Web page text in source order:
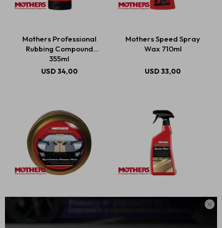

Mothers Professional
Rubbing Compound
355ml
USD34,00
Mothers Speed Spray
Wax 710ml
USD33,00
Paste/Cera En Pasta
Mothers California Gold
Aerosoles
Estética automotriz
Accesorios
Repuestos